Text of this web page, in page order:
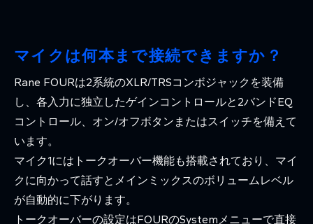
マイクは何本まで接続できますか？
Rane FOURは2系統のXLR/TRSコンボジャックを装備
し、各入力に独立したゲインコントロールと2バンドEQ
コントロール、オン/オフボタンまたはスイッチを備えて
います。
マイク1にはトークオーバー機能も搭載されており、マイ
クに向かって話すとメインミックスのボリュームレベル
が自動的に下がります。
トークオーバーの設定はFOURのSystemメニューで直接